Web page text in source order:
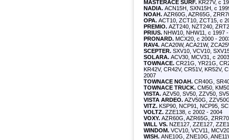
MASTERACE SURF. KR27V, с
NADIA. ACN15H, SXN15H, с
NOAH. AZR60G, AZR65G,
OPA. ACT10, ZCT10, ZCT15, с
PREMIO. AZT240, NZT240,
PRIUS. NHW10, NHW11, с 1997
PRONARD. MCX20, с 2000 -
RAV4. ACA20W, ACA21W,
SCEPTER. SXV10, VCV10,
SOLARA. ACV30, MCV31, с
TOWNACE. CR21G, YR21G,
KR42V, CR42V, CR51V, KR52V,
2007
TOWNACE NOAH. CR40G,
TOWNACE TRUCK. CM50,
VISTA. AZV50, SV50, ZZV50,
VISTA ARDEO. AZV50G,
VITZ. KSP90, NCP91, NCP95,
VOLTZ. ZZE138, с 2002 - 2004
VOXY. AZR60G, AZR65G,
WILL VS. NZE127, ZZE127,
WINDOM. VCV10, VCV11,
WISH. ANE10G, ZNE10G,